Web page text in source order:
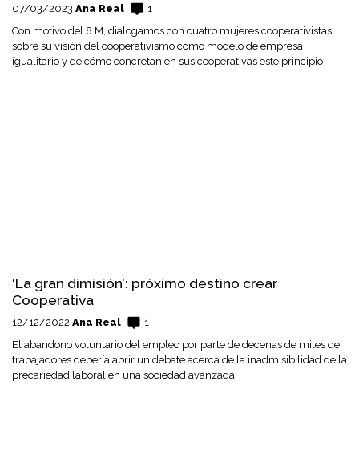
07/03/2023 Ana Real
1
Con motivo del 8 M, dialogamos con cuatro mujeres cooperativistas
sobre su visión del cooperativismo como modelo de empresa
igualitario y de cómo concretan en sus cooperativas este principio
‘La gran dimisión’: próximo destino crear
Cooperativa
12/12/2022 Ana Real
1
El abandono voluntario del empleo por parte de decenas de miles de
trabajadores debería abrir un debate acerca de la inadmisibilidad de la
precariedad laboral en una sociedad avanzada.